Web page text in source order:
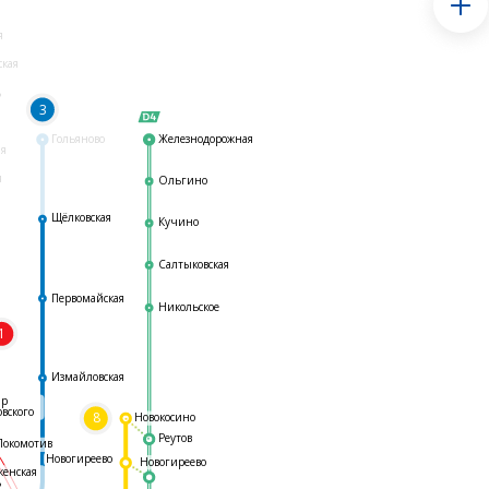
Гольяново
3
8
Железнодорожная
Ольгино
Кучино
Салтыковская
Никольское
Реутов
Измайловская
Первомайская
Щёлковская
Новогиреево
Новогиреево
Новокосино